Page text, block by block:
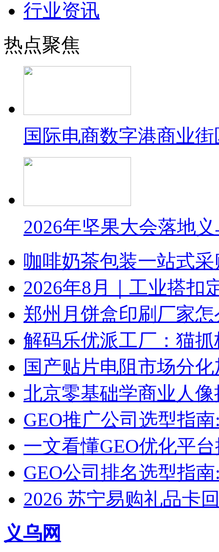
行业资讯
热点聚焦
国际电商数字港商业
2026年坚果大会落地
咖啡奶茶包装一站式
2026年8月｜工业搭扣
郑州月饼盒印刷厂家
解码乐优派工厂：猫
国产贴片电阻市场分
北京零基础学商业人
GEO推广公司选型指
一文看懂GEO优化平
GEO公司排名选型指
2026 苏宁易购礼品卡
义乌网